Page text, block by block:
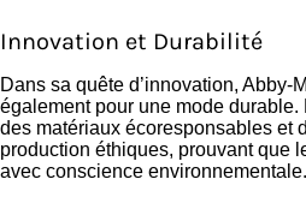
Innovation et Durabilité
Dans sa quête d’innovation, Abby-
également pour une mode durable.
des matériaux écoresponsables et
production éthiques, prouvant que
avec conscience environnementale.